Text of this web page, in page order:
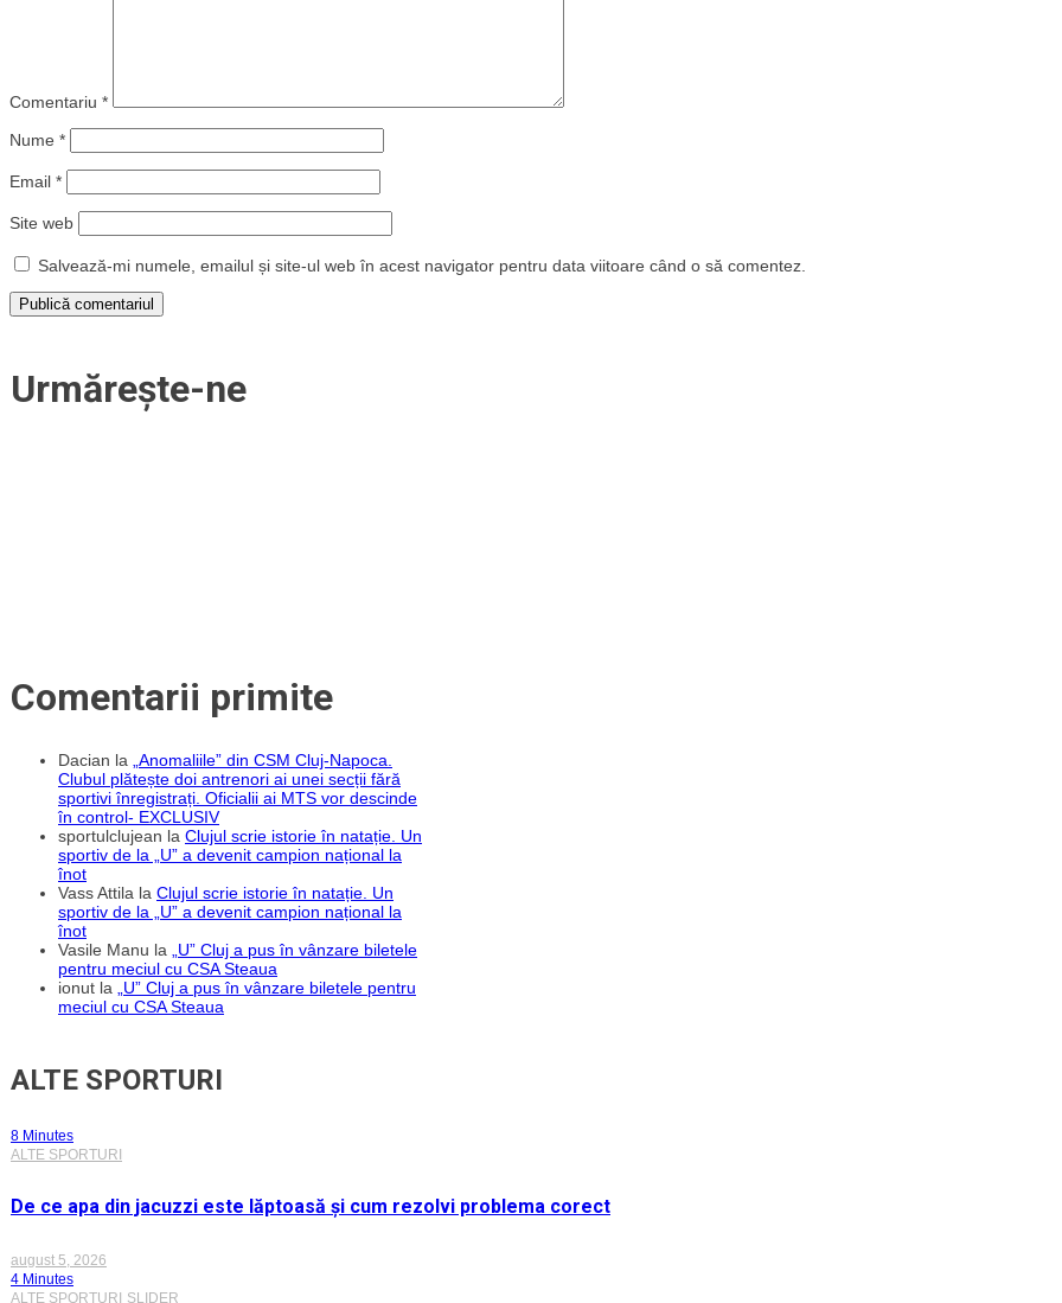
Comentariu *
Nume *
Email *
Site web
Salvează-mi numele, emailul și site-ul web în acest navigator pentru data viitoare când o să comentez.
Urmărește-ne
Comentarii primite
Dacian la „Anomaliile” din CSM Cluj-Napoca.
Clubul plătește doi antrenori ai unei secții fără
sportivi înregistrați. Oficialii ai MTS vor descinde
în control- EXCLUSIV
sportulclujean la Clujul scrie istorie în natație. Un
sportiv de la „U” a devenit campion național la
înot
Vass Attila la Clujul scrie istorie în natație. Un
sportiv de la „U” a devenit campion național la
înot
Vasile Manu la „U” Cluj a pus în vânzare biletele
pentru meciul cu CSA Steaua
ionut la „U” Cluj a pus în vânzare biletele pentru
meciul cu CSA Steaua
ALTE SPORTURI
8 Minutes
ALTE SPORTURI
De ce apa din jacuzzi este lăptoasă și cum rezolvi problema corect
august 5, 2026
4 Minutes
ALTE SPORTURI SLIDER